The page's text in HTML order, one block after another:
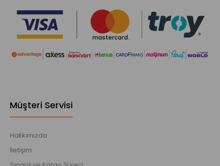
Müşteri Servisi
Hakkımızda
İletişim